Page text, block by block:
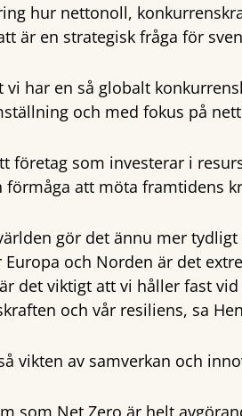
hur nettonoll,
är en strategisk fråga för
vi har en så globalt
och med fokus på
företag som investerar i
förmåga att möta framtidens
gör det ännu mer
Europa och Norden är det
det viktigt att vi håller fast
och vår resiliens, sa
vikten av samverkan och
som Net Zero är helt